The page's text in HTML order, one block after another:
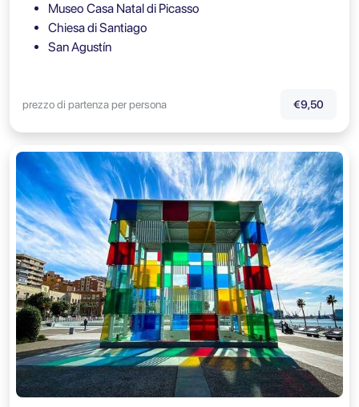
Museo Casa Natal di Picasso
Chiesa di Santiago
San Agustín
prezzo di partenza per persona €9,50